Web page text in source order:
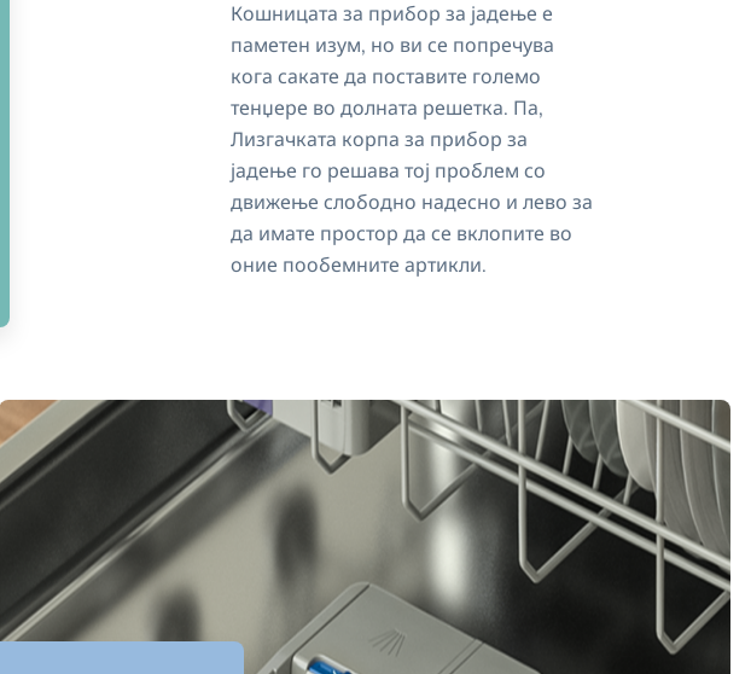
Кошницата за прибор за јадење е
паметен изум, но ви се попречува
кога сакате да поставите големо
тенџере во долната решетка. Па,
Лизгачката корпа за прибор за
јадење го решава тој проблем со
движење слободно надесно и лево за
да имате простор да се вклопите во
оние пообемните артикли.